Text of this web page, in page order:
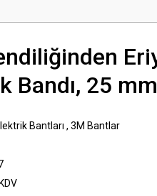
Bandı, 25
Bantları , 3M Bantlar